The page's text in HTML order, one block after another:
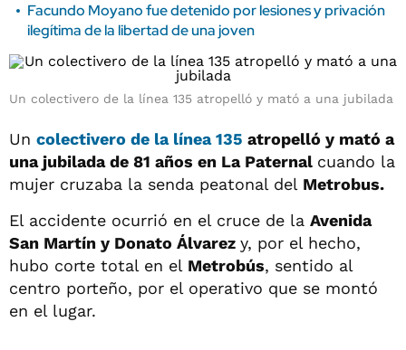
Facundo Moyano fue detenido por lesiones y privación
ilegítima de la libertad de una joven
Un colectivero de la línea 135 atropelló y mató a una jubilada
Un colectivero de la línea 135 atropelló y mató a
una jubilada de 81 años en La Paternal cuando la
mujer cruzaba la senda peatonal del Metrobus.
El accidente ocurrió en el cruce de la Avenida
San Martín y Donato Álvarez y, por el hecho,
hubo corte total en el Metrobús, sentido al
centro porteño, por el operativo que se montó
en el lugar.